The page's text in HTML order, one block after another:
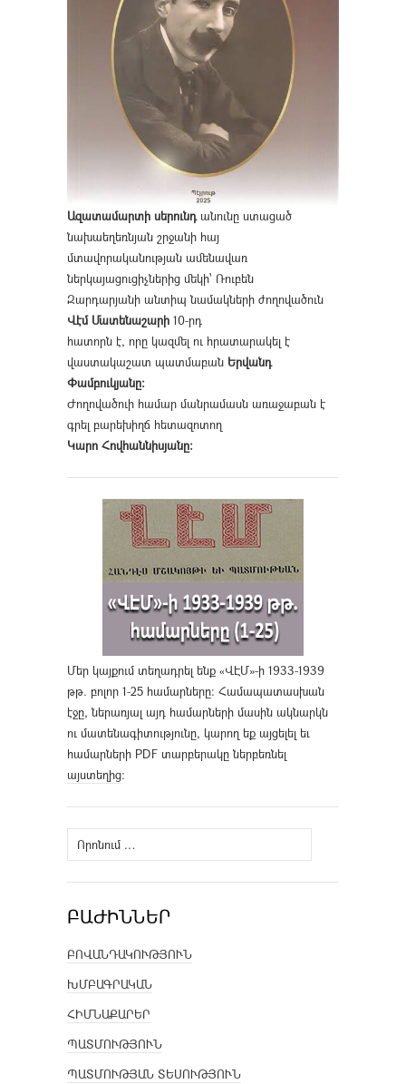
Ազատամարտի սերունդանունը ստացած
նախաեղեռնյան շրջանի հայ
մտավորականության ամենավառ
ներկայացուցիչներից մեկի՝ Ռուբեն
Զարդարյանի անտիպ նամակների ժողովածուն
Վէմ Մատենաշարի 10-րդ
հատորն է, որը կազմել ու հրատարակել է
վաստակաշատ պատմաբան Երվանդ
Փամբուկյանը։
Ժողովածուի համար մանրամասն առաջաբան է
գրել բարեխիղճ հետազոտող
Կարո Հովհաննիսյանը։
Մեր կայքում տեղադրել ենք «ՎԷՄ»-ի 1933-1939
թթ. բոլոր 1-25 համարները։ Համապատասխան
էջը, ներառյալ այդ համարների մասին ակնարկն
ու մատենագիտությունը, կարող եք այցելել եւ
համարների PDF տարբերակը ներբեռնել
այստեղից։
Որոնել՝
ԲԱԺԻՆՆԵՐ
ԲՈՎԱՆԴԱԿՈՒԹՅՈՒՆ
ԽՄԲԱԳՐԱԿԱՆ
ՀԻՄՆԱՔԱՐԵՐ
ՊԱՏՄՈՒԹՅՈՒՆ
ՊԱՏՄՈՒԹՅԱՆ ՏԵՍՈՒԹՅՈՒՆ